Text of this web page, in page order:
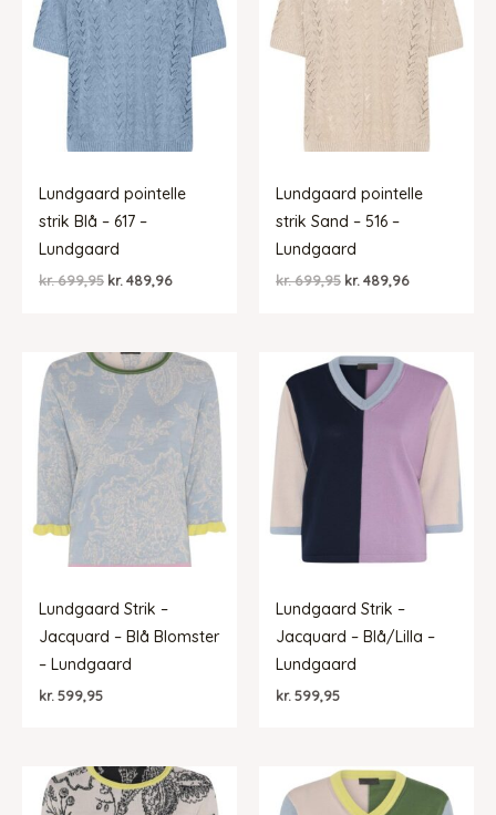
Lundgaard pointelle
strik Blå – 617 –
Lundgaard
kr.699,95 Den
kr. 699,95.
kr.489,96Den
kr. 489,96.
Lundgaard pointelle
strik Sand – 516 –
Lundgaard
kr.699,95 Den
kr.489,96Den
Lundgaard Strik –
Jacquard – Blå Blomster
– Lundgaard
kr. 599,95
Lundgaard Strik –
Jacquard – Blå/Lilla –
Lundgaard
kr. 599,95